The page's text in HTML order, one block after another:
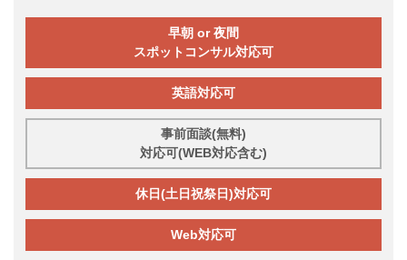
早朝 or 夜間
スポットコンサル対応可
英語対応可
事前面談(無料)
対応可(WEB対応含む)
休日(土日祝祭日)対応可
Web対応可